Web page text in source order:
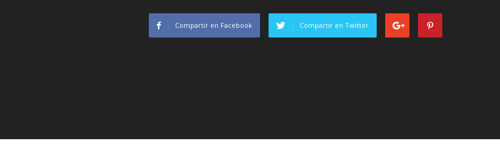
Compartir en Facebook Compartir en Twitter